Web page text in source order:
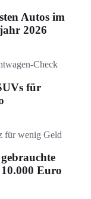
Autos im
2026
Check
für
für wenig Geld
Euro